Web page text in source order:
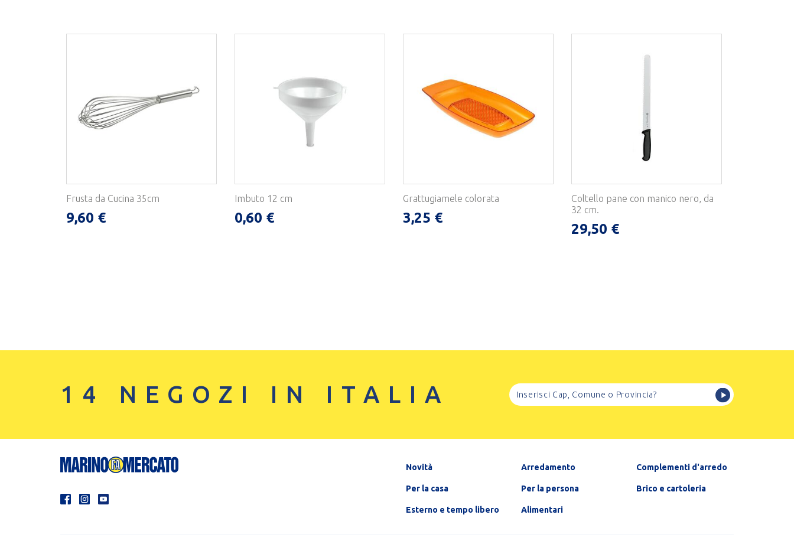
Frusta da Cucina 35cm
9,60 €
Imbuto 12 cm
0,60 €
Grattugiamele colorata
3,25 €
Coltello pane con manico nero, da
32 cm.
29,50 €
14 NEGOZI IN ITALIA
Novità Arredamento Complementi d'arredo
Per la casa Per la persona Brico e cartoleria
Esterno e tempo libero Alimentari